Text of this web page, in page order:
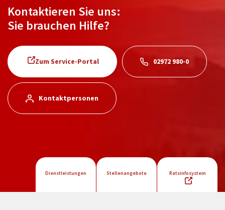
Kontaktieren Sie uns:
Sie brauchen Hilfe?
Zum Service-Portal 02972 980-0
Kontaktpersonen
Dienstleistungen Stellenangebote Ratsinfosystem